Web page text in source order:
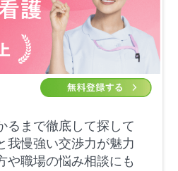
るまで徹底して探して
我慢強い交渉力が魅力
や職場の悩み相談にも